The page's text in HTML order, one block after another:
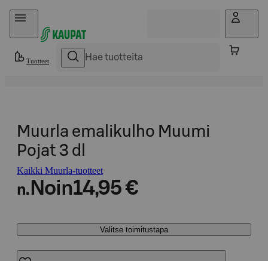
Hyppää sisältöön
Tuotteet
Muurla emalikulho Muumi
Pojat 3 dl
Kaikki Muurla-tuotteet
n. Noin14,95 €
Valitse toimitustapa